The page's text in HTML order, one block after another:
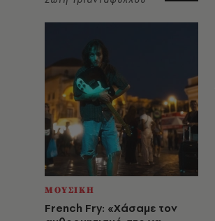
ΜΟΥΣΙΚΗ
French Fry: «Χάσαμε τον